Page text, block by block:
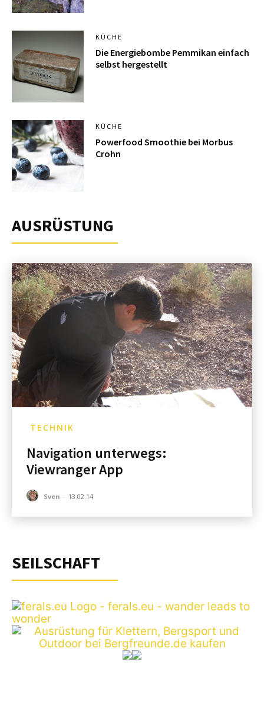
KÜCHE
Die Energiebombe Pemmikan einfach
selbst hergestellt
KÜCHE
Powerfood Smoothie bei Morbus
Crohn
AUSRÜSTUNG
TECHNIK
Navigation unterwegs:
Viewranger App
Sven - 13.02.14
SEILSCHAFT